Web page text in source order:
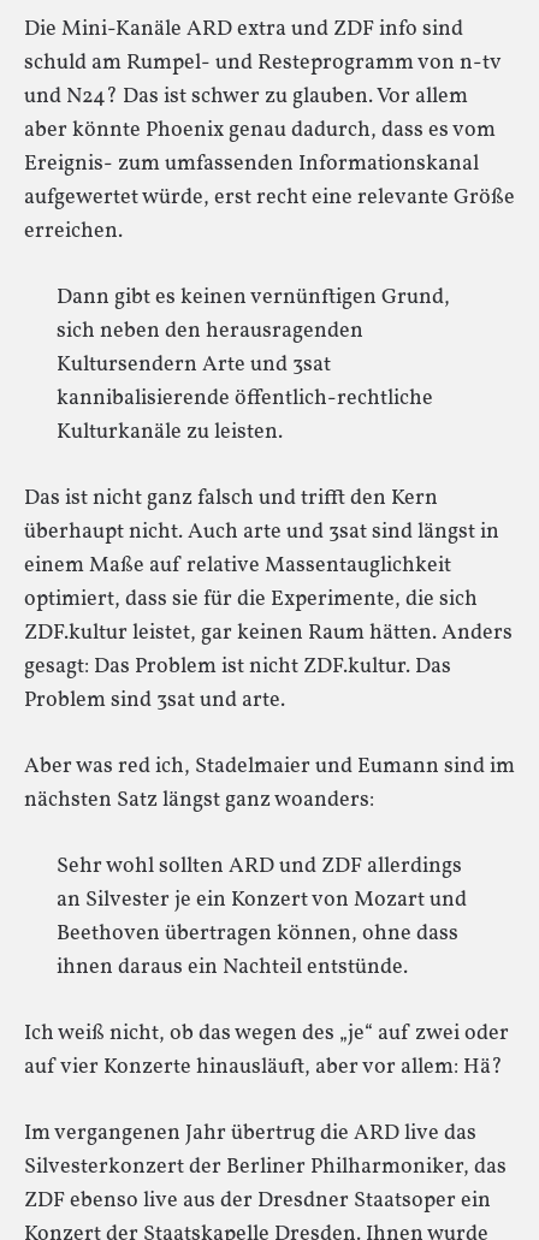
Die Mini-Kanäle ARD extra und ZDF info sind
schuld am Rumpel- und Resteprogramm von n-tv
und N24? Das ist schwer zu glauben. Vor allem
aber könnte Phoenix genau dadurch, dass es vom
Ereignis- zum umfassenden Informationskanal
aufgewertet würde, erst recht eine relevante Größe
erreichen.
Dann gibt es keinen vernünftigen Grund,
sich neben den herausragenden
Kultursendern Arte und 3sat
kannibalisierende öffentlich-rechtliche
Kulturkanäle zu leisten.
Das ist nicht ganz falsch und trifft den Kern
überhaupt nicht. Auch arte und 3sat sind längst in
einem Maße auf relative Massentauglichkeit
optimiert, dass sie für die Experimente, die sich
ZDF.kultur leistet, gar keinen Raum hätten. Anders
gesagt: Das Problem ist nicht ZDF.kultur. Das
Problem sind 3sat und arte.
Aber was red ich, Stadelmaier und Eumann sind im
nächsten Satz längst ganz woanders:
Sehr wohl sollten ARD und ZDF allerdings
an Silvester je ein Konzert von Mozart und
Beethoven übertragen können, ohne dass
ihnen daraus ein Nachteil entstünde.
Ich weiß nicht, ob das wegen des „je“ auf zwei oder
auf vier Konzerte hinausläuft, aber vor allem: Hä?
Im vergangenen Jahr übertrug die ARD live das
Silvesterkonzert der Berliner Philharmoniker, das
ZDF ebenso live aus der Dresdner Staatsoper ein